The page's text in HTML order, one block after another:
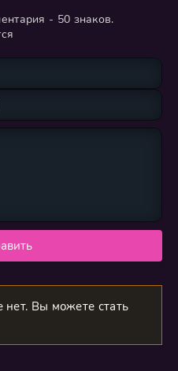
- 50 знаков.
Вы можете стать